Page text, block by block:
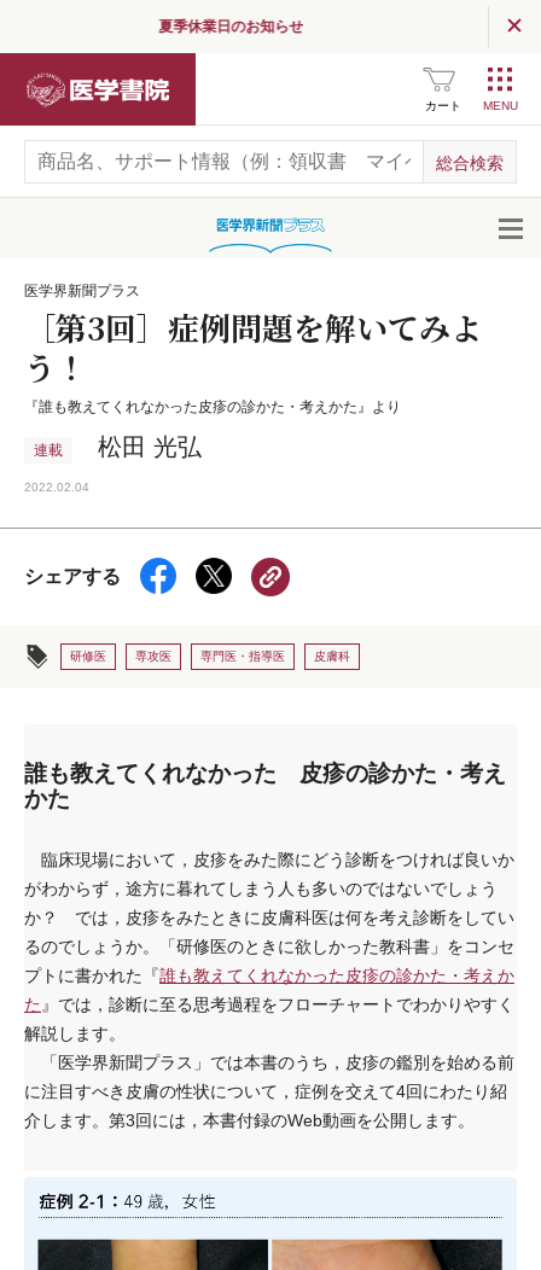
夏季休業日のお知らせ
カート
医学界新聞プラス
［第3回］症例問題を解いてみよ
う！
『誰も教えてくれなかった皮疹の診かた・考えかた』より
連載 松田 光弘
2022.02.04
シェアする
研修医 専攻医 専門医・指導医 皮膚科
誰も教えてくれなかった 皮疹の診かた・考え
かた
臨床現場において，皮疹をみた際にどう診断をつければ良いか
がわからず，途方に暮れてしまう人も多いのではないでしょう
か？ では，皮疹をみたときに皮膚科医は何を考え診断をしてい
るのでしょうか。「研修医のときに欲しかった教科書」をコンセ
プトに書かれた『誰も教えてくれなかった皮疹の診かた・考えか
た 』では，診断に至る思考過程をフローチャートでわかりやすく
解説します。
「医学界新聞プラス」では本書のうち，皮疹の鑑別を始める前
に注目すべき皮膚の性状について，症例を交えて4回にわたり紹
介します。第3回には，本書付録のWeb動画を公開します。